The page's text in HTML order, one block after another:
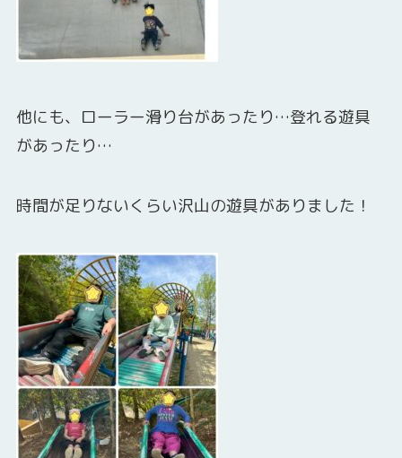
他にも、ローラー滑り台があったり…登れる遊具
があったり…
時間が足りないくらい沢山の遊具がありました！